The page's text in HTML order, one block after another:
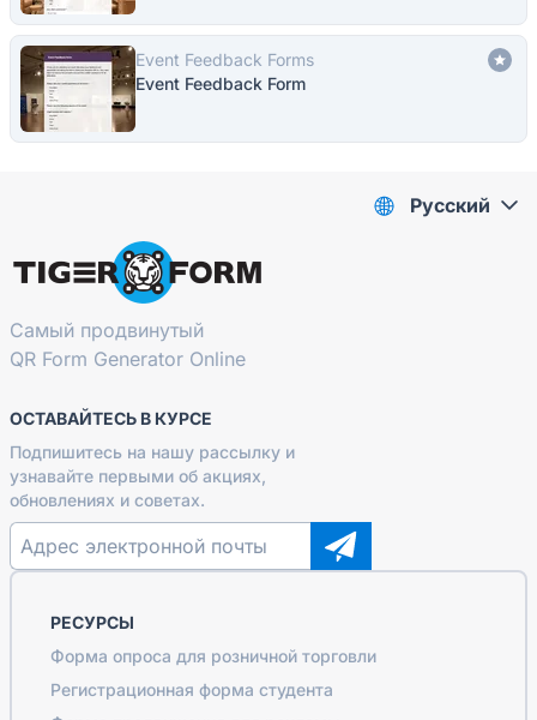
Event Feedback Forms
Event Feedback Form
Самый продвинутый
QR Form Generator Online
ОСТАВАЙТЕСЬ В КУРСЕ
Подпишитесь на нашу рассылку и
узнавайте первыми об акциях,
обновлениях и советах.
РЕСУРСЫ
Форма опроса для розничной торговли
Регистрационная форма студента
Pусский